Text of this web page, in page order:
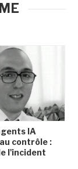
IA
contrôle :
l'incident